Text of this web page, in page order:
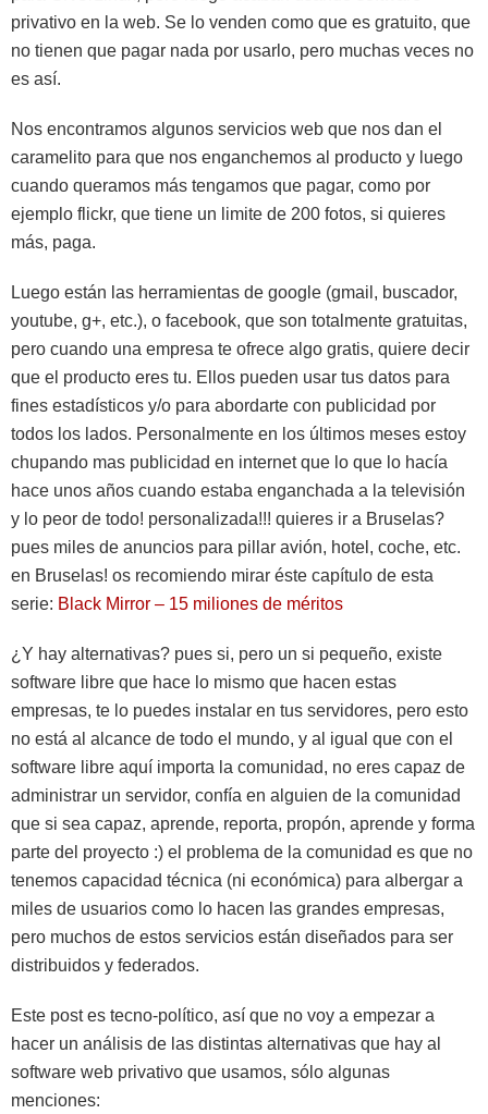
privativo en la web. Se lo venden como que es gratuito, que
no tienen que pagar nada por usarlo, pero muchas veces no
es así.
Nos encontramos algunos servicios web que nos dan el
caramelito para que nos enganchemos al producto y luego
cuando queramos más tengamos que pagar, como por
ejemplo flickr, que tiene un limite de 200 fotos, si quieres
más, paga.
Luego están las herramientas de google (gmail, buscador,
youtube, g+, etc.), o facebook, que son totalmente gratuitas,
pero cuando una empresa te ofrece algo gratis, quiere decir
que el producto eres tu. Ellos pueden usar tus datos para
fines estadísticos y/o para abordarte con publicidad por
todos los lados. Personalmente en los últimos meses estoy
chupando mas publicidad en internet que lo que lo hacía
hace unos años cuando estaba enganchada a la televisión
y lo peor de todo! personalizada!!! quieres ir a Bruselas?
pues miles de anuncios para pillar avión, hotel, coche, etc.
en Bruselas! os recomiendo mirar éste capítulo de esta
serie: Black Mirror – 15 miliones de méritos
¿Y hay alternativas? pues si, pero un si pequeño, existe
software libre que hace lo mismo que hacen estas
empresas, te lo puedes instalar en tus servidores, pero esto
no está al alcance de todo el mundo, y al igual que con el
software libre aquí importa la comunidad, no eres capaz de
administrar un servidor, confía en alguien de la comunidad
que si sea capaz, aprende, reporta, propón, aprende y forma
parte del proyecto :) el problema de la comunidad es que no
tenemos capacidad técnica (ni económica) para albergar a
miles de usuarios como lo hacen las grandes empresas,
pero muchos de estos servicios están diseñados para ser
distribuidos y federados.
Este post es tecno-político, así que no voy a empezar a
hacer un análisis de las distintas alternativas que hay al
software web privativo que usamos, sólo algunas
menciones: